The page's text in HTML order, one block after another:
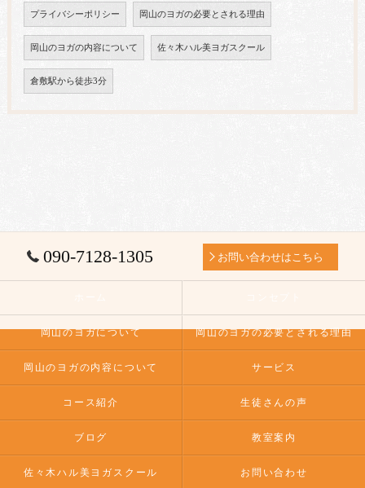
プライバシーポリシー 岡山のヨガの必要とされる理由
岡山のヨガの内容について 佐々木ハル美ヨガスクール
倉敷駅から徒歩3分
090-7128-1305 お問い合わせはこちら
岡山のヨガについて 岡山のヨガの必要とされる理由
岡山のヨガの内容について サービス
コース紹介 生徒さんの声
ブログ 教室案内
佐々木ハル美ヨガスクール お問い合わせ